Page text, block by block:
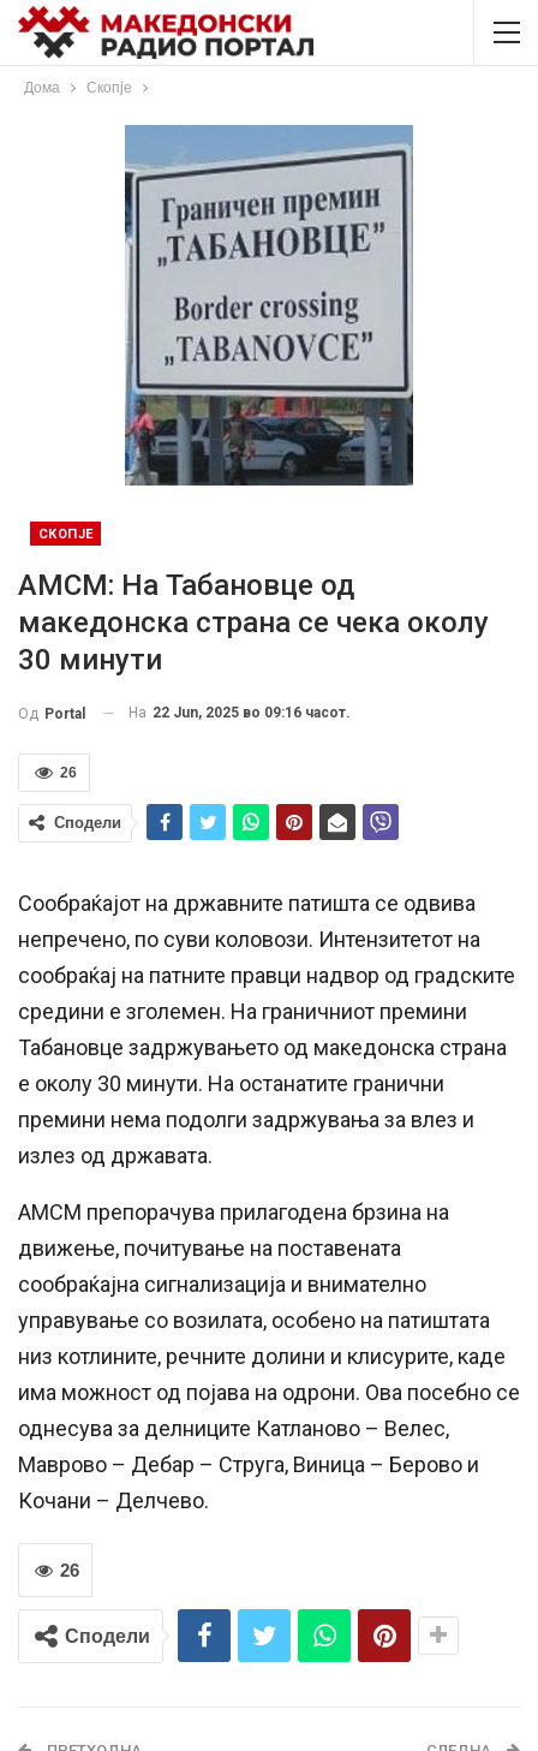
Дома Скопје
СКОПЈЕ
АМСМ: На Табановце од
македонска страна се чека околу
30 минути
Од Portal На 22 Jun, 2025 во 09:16 часот.
26
Сподели
Сообраќајот на државните патишта се одвива
непречено, по суви коловози. Интензитетот на
сообраќај на патните правци надвор од градските
средини е зголемен. На граничниот премини
Табановце задржувањето од македонска страна
е околу 30 минути. На останатите гранични
премини нема подолги задржувања за влез и
излез од државата.
АМСМ препорачува прилагодена брзина на
движење, почитување на поставената
сообраќајна сигнализација и внимателно
управување со возилата, особено на патиштата
низ котлините, речните долини и клисурите, каде
има можност од појава на одрони. Ова посебно се
однесува за делниците Катланово – Велес,
Маврово – Дебар – Струга, Виница – Берово и
Кочани – Делчево.
26
Сподели